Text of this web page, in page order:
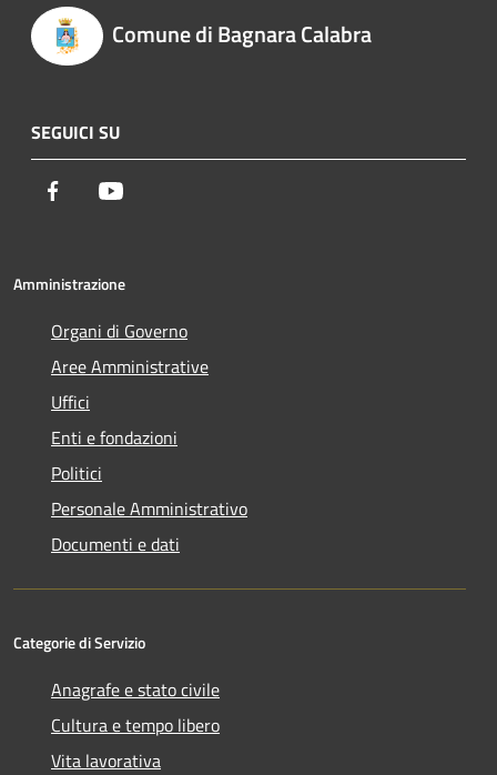
Comune di Bagnara Calabra
SEGUICI SU
Facebook
Amministrazione
Organi di Governo
Aree Amministrative
Uffici
Enti e fondazioni
Politici
Personale Amministrativo
Documenti e dati
Categorie di Servizio
Anagrafe e stato civile
Cultura e tempo libero
Vita lavorativa